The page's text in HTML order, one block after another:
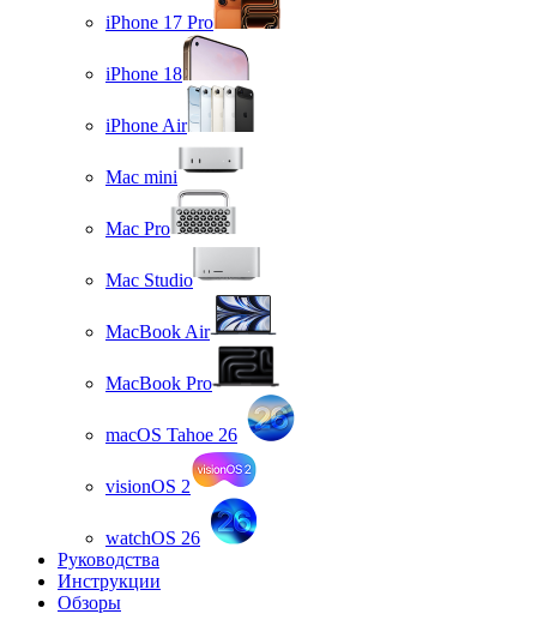
iPhone 17 Pro
iPhone 18
iPhone Air
Mac mini
Mac Pro
Mac Studio
MacBook Air
MacBook Pro
macOS Tahoe 26
visionOS 2
watchOS 26
Руководства
Инструкции
Обзоры